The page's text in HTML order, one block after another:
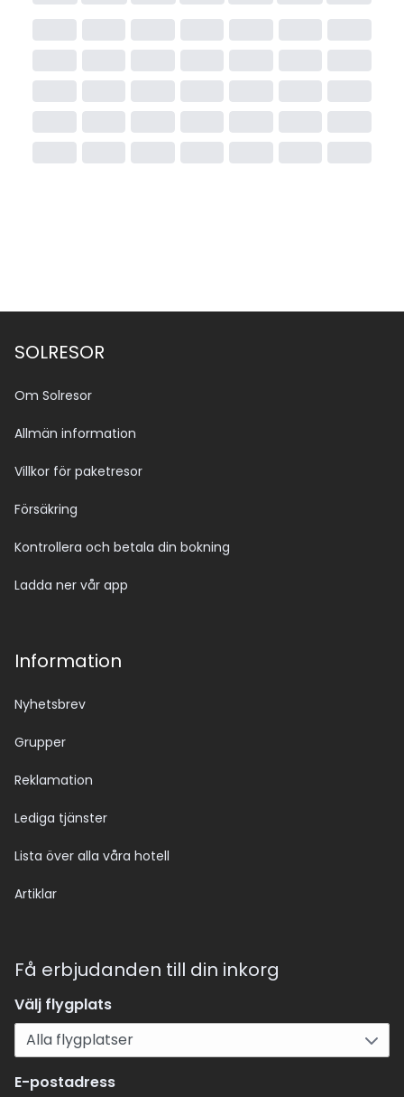
SOLRESOR
Om Solresor
Allmän information
Villkor för paketresor
Försäkring
Kontrollera och betala din bokning
Ladda ner vår app
Information
Nyhetsbrev
Grupper
Reklamation
Lediga tjänster
Lista över alla våra hotell
Artiklar
Få erbjudanden till din inkorg
Välj flygplats
E-postadress